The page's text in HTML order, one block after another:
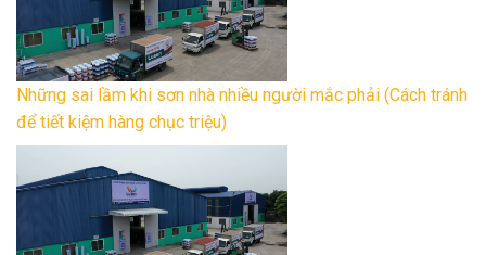
Những sai lầm khi sơn nhà nhiều người mắc phải (Cách tránh
để tiết kiệm hàng chục triệu)